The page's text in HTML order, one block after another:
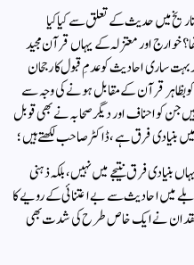
میں حدیث کے تعلق سے کیا کیا
؟ خوارج اور معتزلہ کے یہاں قرآن مجید
ساری احادیث کو عدمِ قبول کا رجحان
بظاہر قرآن کے مقابل ہونے کی وجہ سے
جن کو احناف اور دیگر صحابہ نے بھی قوبل
بنیادی فرق ہے، ڈاکٹر صاحب لکھتے ہیں ؛
فرق نتیجے میں نہیں، بلکہ ذہنی
میں احادیث سے بے اعتنائی کے رویے کا
فقدان نے ایک خاص طرح کی شدت بھی